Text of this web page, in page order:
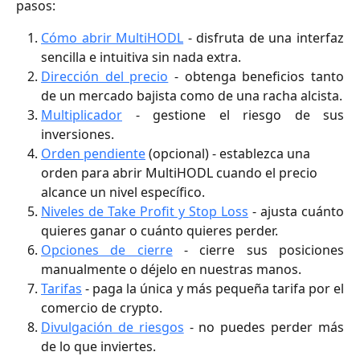
pasos:
Cómo abrir MultiHODL - disfruta de una interfaz
sencilla e intuitiva sin nada extra.
Dirección del precio - obtenga beneficios tanto
de un mercado bajista como de una racha alcista.
Multiplicador - gestione el riesgo de sus
inversiones.
Orden pendiente (opcional) - establezca una
orden para abrir MultiHODL cuando el precio
alcance un nivel específico.
Niveles de Take Profit y Stop Loss - ajusta cuánto
quieres ganar o cuánto quieres perder.
Opciones de cierre- cierre sus posiciones
manualmente o déjelo en nuestras manos.
Tarifas - paga la única y más pequeña tarifa por el
comercio de crypto.
Divulgación de riesgos - no puedes perder más
de lo que inviertes.